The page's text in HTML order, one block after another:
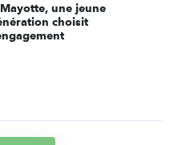
une jeune
choisit